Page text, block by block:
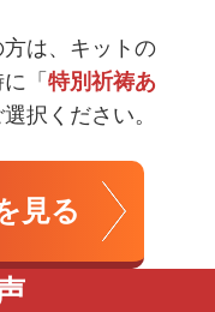
方は、キットの
「 特別祈祷あ
選択ください。
見る